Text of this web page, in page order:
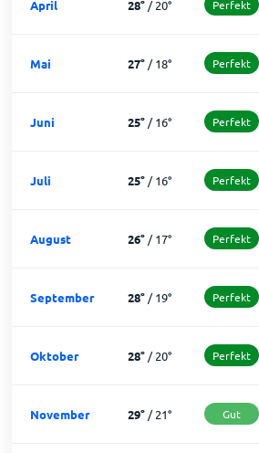
April 28°/20° Perfekt
Mai 27°/18° Perfekt
Juni 25°/16° Perfekt
Juli 25°/16° Perfekt
August 26°/17° Perfekt
September 28°/19° Perfekt
Oktober 28°/20° Perfekt
November 29°/21° Gut